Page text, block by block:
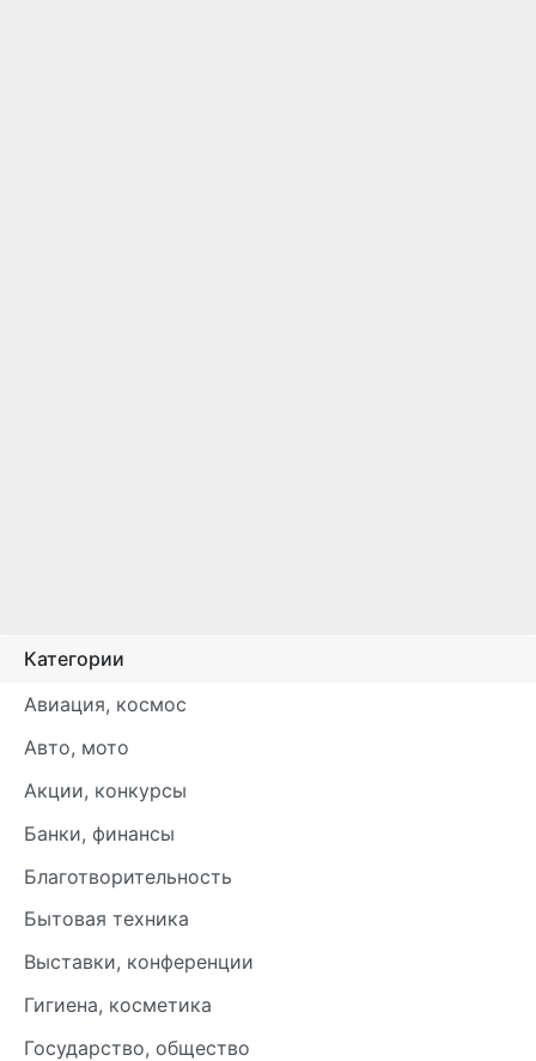
Категории
Авиация, космос
Авто, мото
Акции, конкурсы
Банки, финансы
Благотворительность
Бытовая техника
Выставки, конференции
Гигиена, косметика
Государство, общество